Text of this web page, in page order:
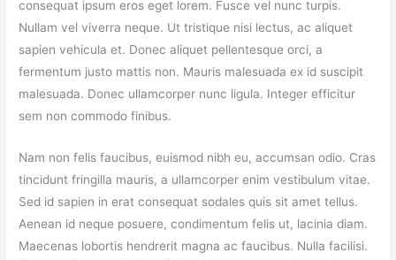
consequat ipsum eros eget lorem. Fusce vel nunc turpis.
Nullam vel viverra neque. Ut tristique nisi lectus, ac aliquet
sapien vehicula et. Donec aliquet pellentesque orci, a
fermentum justo mattis non. Mauris malesuada ex id suscipit
malesuada. Donec ullamcorper nunc ligula. Integer efficitur
sem non commodo finibus.
Nam non felis faucibus, euismod nibh eu, accumsan odio. Cras
tincidunt fringilla mauris, a ullamcorper enim vestibulum vitae.
Sed id sapien in erat consequat sodales quis sit amet tellus.
Aenean id neque posuere, condimentum felis ut, lacinia diam.
Maecenas lobortis hendrerit magna ac faucibus. Nulla facilisi.